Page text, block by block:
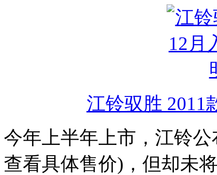
江铃驭胜 2011
今年上半年上市，江铃
查看具体售价)，但却未